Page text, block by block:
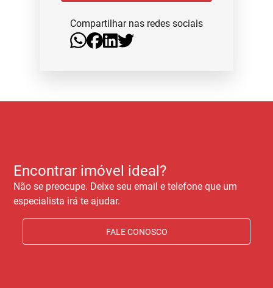
Compartilhar nas redes sociais
Encontrar imóvel ideal?
Não se preocupe. Deixe seu email e telefone que um
especialista irá te ajudar.
FALE CONOSCO